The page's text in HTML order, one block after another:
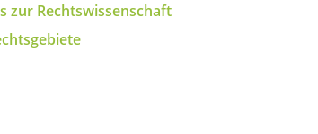
zur Rechtswissenschaft